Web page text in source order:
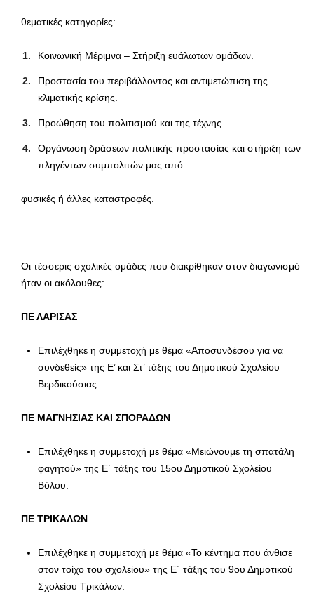
θεματικές κατηγορίες:
Κοινωνική Μέριμνα – Στήριξη ευάλωτων ομάδων.
Προστασία του περιβάλλοντος και αντιμετώπιση της
κλιματικής κρίσης.
Προώθηση του πολιτισμού και της τέχνης.
Οργάνωση δράσεων πολιτικής προστασίας και στήριξη των
πληγέντων συμπολιτών μας από
φυσικές ή άλλες καταστροφές.
Οι τέσσερις σχολικές ομάδες που διακρίθηκαν στον διαγωνισμό
ήταν οι ακόλουθες:
ΠΕ ΛΑΡΙΣΑΣ
Επιλέχθηκε η συμμετοχή με θέμα «Aποσυνδέσου για να
συνδεθείς» της Ε’ και Στ’ τάξης του Δημοτικού Σχολείου
Βερδικούσιας.
ΠΕ ΜΑΓΝΗΣΙΑΣ ΚΑΙ ΣΠΟΡΑΔΩΝ
Επιλέχθηκε η συμμετοχή με θέμα «Μειώνουμε τη σπατάλη
φαγητού» της Ε΄ τάξης του 15ου Δημοτικού Σχολείου
Βόλου.
ΠΕ ΤΡΙΚΑΛΩΝ
Επιλέχθηκε η συμμετοχή με θέμα «Το κέντημα που άνθισε
στον τοίχο του σχολείου» της Ε΄ τάξης του 9ου Δημοτικού
Σχολείου Τρικάλων.